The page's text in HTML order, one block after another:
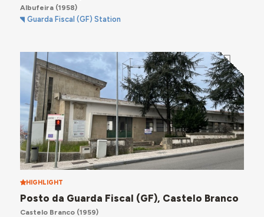
Albufeira(1958)
Guarda Fiscal (GF) Station
HIGHLIGHT
Posto da Guarda Fiscal (GF), Castelo Branco
Castelo Branco(1959)